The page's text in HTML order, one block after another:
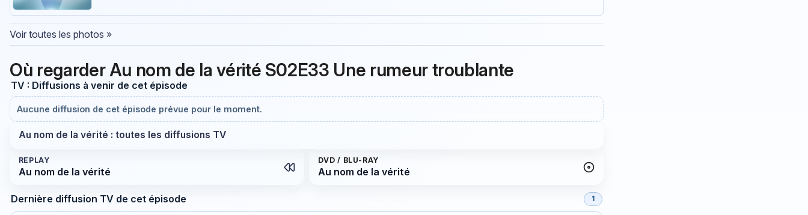
Voir toutes les photos »
Où regarder Au nom de la vérité S02E33 Une rumeur troublante
TV : Diffusions à venir de cet épisode
Aucune diffusion de cet épisode prévue pour le moment.
Au nom de la vérité : toutes les diffusions TV
REPLAY
Au nom de la vérité
DVD / BLU-RAY
Au nom de la vérité
Dernière diffusion TV de cet épisode 1